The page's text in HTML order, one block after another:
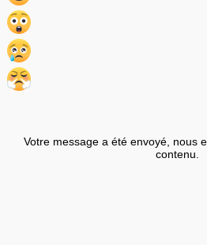
Votre message a été envoyé, nous
contenu.